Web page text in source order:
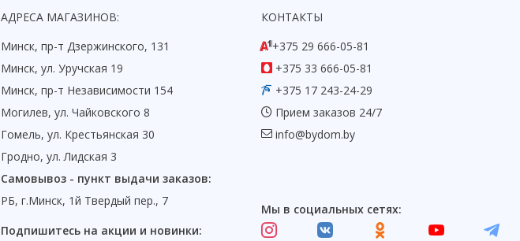
АДРЕСА МАГАЗИНОВ:
Минск, пр-т Дзержинского, 131
Минск, ул. Уручская 19
Минск, пр-т Независимости 154
Могилев, ул. Чайковского 8
Гомель, ул. Крестьянская 30
Гродно, ул. Лидская 3
Самовывоз - пункт выдачи заказов:
РБ, г.Минск, 1й Твердый пер., 7
Подпишитесь на акции и новинки:
КОНТАКТЫ
+375 29 666-05-81
+375 33 666-05-81
+375 17 243-24-29
Прием заказов 24/7
info@bydom.by
Мы в социальных сетях: